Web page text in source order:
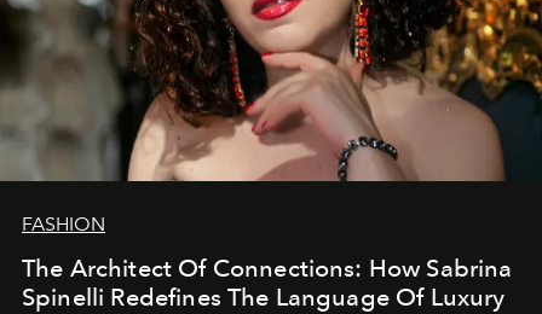
FASHION
The Architect Of Connections: How Sabrina
Spinelli Redefines The Language Of Luxury